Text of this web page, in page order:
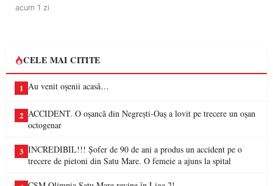
acum 1 zi
CELE MAI CITITE
1 Au venit oșenii acasă…
2 ACCIDENT. O oșancă din Negrești-Oaș a lovit pe trecere un oșan
octogenar
3 INCREDIBIL!!! Șofer de 90 de ani a produs un accident pe o
trecere de pietoni din Satu Mare. O femeie a ajuns la spital